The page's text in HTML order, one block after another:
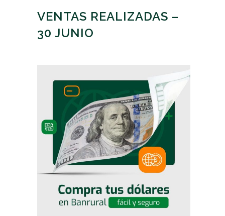
VENTAS REALIZADAS –
30 JUNIO